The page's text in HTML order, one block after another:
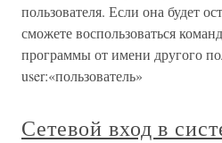
пользователя. Если она будет
сможете воспользоваться
программы от имени другого
user:«пользователь»
Сетевой вход в